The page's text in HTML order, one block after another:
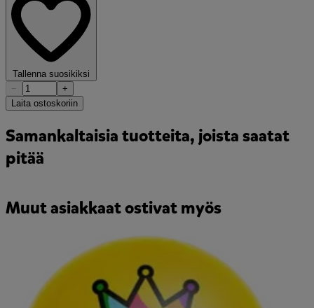
Tallenna suosikiksi
−
+
Laita ostoskoriin
Samankaltaisia tuotteita, joista saatat
pitää
Muut asiakkaat ostivat myös